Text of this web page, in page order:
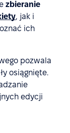
zbieranie
, jak i
ich
pozwala
osiągnięte.
edycji